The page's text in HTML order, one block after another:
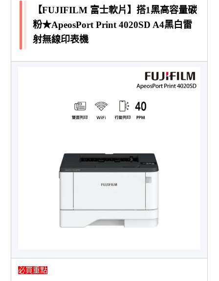
【FUJIFILM 富士軟片】搭1黑高容量碳
粉★ApeosPort Print 4020SD A4黑白雷
射無線印表機
必買重點